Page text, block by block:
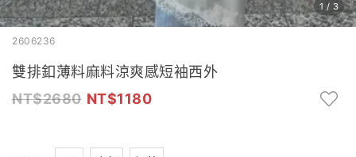
1 / 3
2606236
雙排釦薄料麻料涼爽感短袖西外
2680
1180